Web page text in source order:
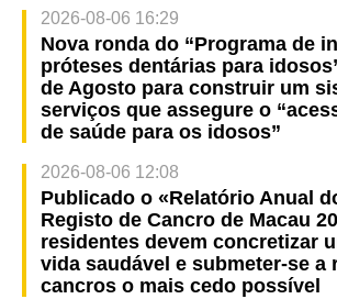
2026-08-06 16:29
Nova ronda do “Programa de
próteses dentárias para
de Agosto para construir um
serviços que assegure o
de saúde para os idosos”
2026-08-06 12:08
Publicado o «Relatório Anual
Registo de Cancro de Macau
residentes devem concretizar
vida saudável e submeter-se a
cancros o mais cedo possível